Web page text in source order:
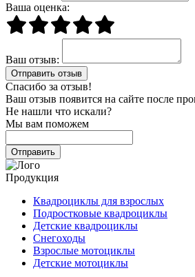
Ваша оценка:
Ваш отзыв:
Спасибо за отзыв!
Ваш отзыв появится на сайте после
Не нашли что искали?
Мы вам поможем
Продукция
Квадроциклы для взрослых
Подростковые квадроциклы
Детские квадроциклы
Снегоходы
Взрослые мотоциклы
Детские мотоциклы